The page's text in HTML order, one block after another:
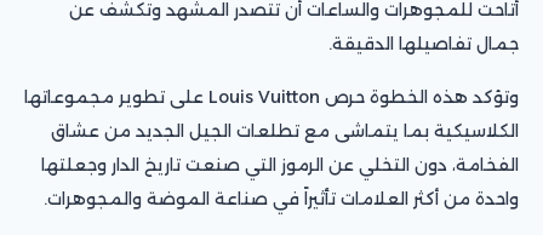
أتاحت للمجوهرات والساعات أن تتصدر المشهد وتكشف عن
جمال تفاصيلها الدقيقة.
وتؤكد هذه الخطوة حرص Louis Vuitton على تطوير مجموعاتها
الكلاسيكية بما يتماشى مع تطلعات الجيل الجديد من عشاق
الفخامة، دون التخلي عن الرموز التي صنعت تاريخ الدار وجعلتها
واحدة من أكثر العلامات تأثيراً في صناعة الموضة والمجوهرات.